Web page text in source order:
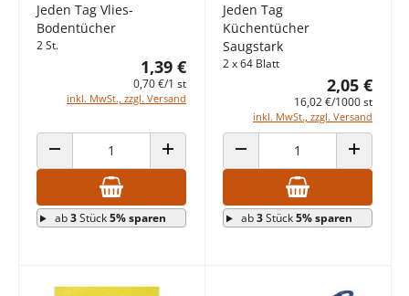
Jeden Tag Vlies-
Bodentücher
2 St.
1,39 €
0,70 €/1 st
inkl. MwSt., zzgl. Versand
ANZAHL VERRINGERN ANZAHL ERHÖHEN
ab3Stück5% sparen
Jeden Tag
Küchentücher
Saugstark
2 x 64 Blatt
2,05 €
16,02 €/1000 st
inkl. MwSt., zzgl. Versand
ANZAHL VERRINGERN ANZAHL
ab3Stück5% sparen